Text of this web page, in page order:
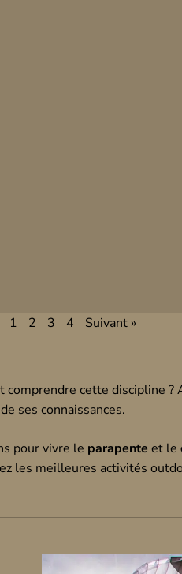
1 2 3 4 Suivant »
cette discipline
ses connaissances.
pour vivre le parapente et le
les meilleures activités